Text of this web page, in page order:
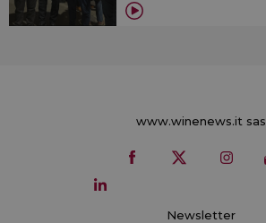
www.winenews.it sas
Newsletter